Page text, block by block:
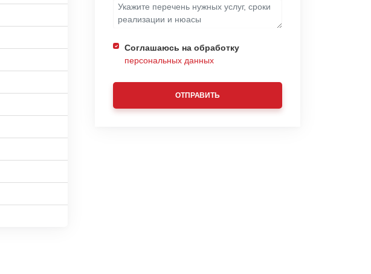
Соглашаюсь на обработку
персональных данных
ОТПРАВИТЬ